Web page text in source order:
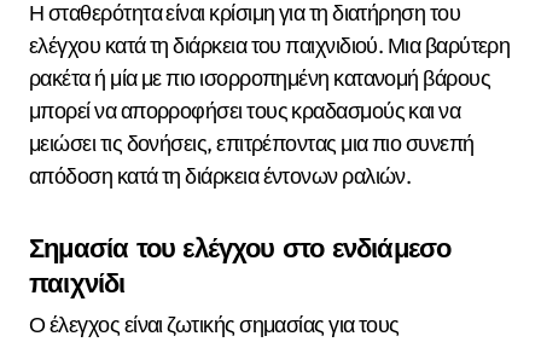
Η σταθερότητα είναι κρίσιμη για τη διατήρηση του
ελέγχου κατά τη διάρκεια του παιχνιδιού. Μια βαρύτερη
ρακέτα ή μία με πιο ισορροπημένη κατανομή βάρους
μπορεί να απορροφήσει τους κραδασμούς και να
μειώσει τις δονήσεις, επιτρέποντας μια πιο συνεπή
απόδοση κατά τη διάρκεια έντονων ραλιών.
Σημασία του ελέγχου στο ενδιάμεσο
παιχνίδι
Ο έλεγχος είναι ζωτικής σημασίας για τους